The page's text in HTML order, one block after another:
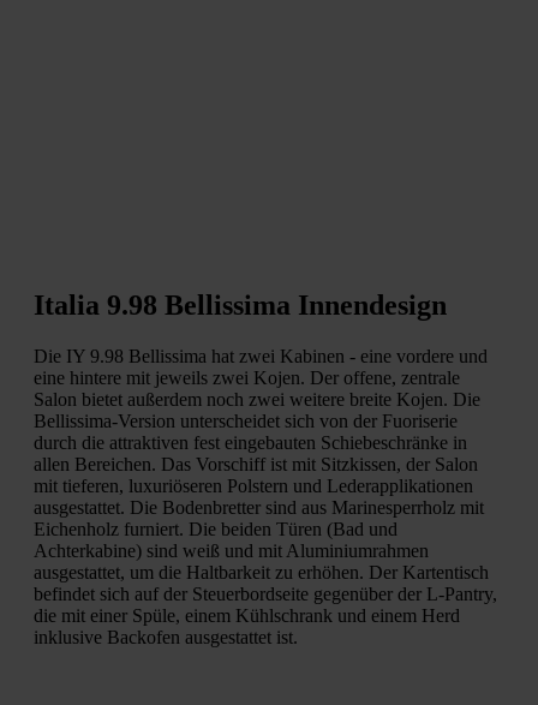
Italia 9.98 Bellissima Innendesign
Die IY 9.98 Bellissima hat zwei Kabinen - eine vordere und
eine hintere mit jeweils zwei Kojen. Der offene, zentrale
Salon bietet außerdem noch zwei weitere breite Kojen. Die
Bellissima-Version unterscheidet sich von der Fuoriserie
durch die attraktiven fest eingebauten Schiebeschränke in
allen Bereichen. Das Vorschiff ist mit Sitzkissen, der Salon
mit tieferen, luxuriöseren Polstern und Lederapplikationen
ausgestattet. Die Bodenbretter sind aus Marinesperrholz mit
Eichenholz furniert. Die beiden Türen (Bad und
Achterkabine) sind weiß und mit Aluminiumrahmen
ausgestattet, um die Haltbarkeit zu erhöhen. Der Kartentisch
befindet sich auf der Steuerbordseite gegenüber der L-Pantry,
die mit einer Spüle, einem Kühlschrank und einem Herd
inklusive Backofen ausgestattet ist.